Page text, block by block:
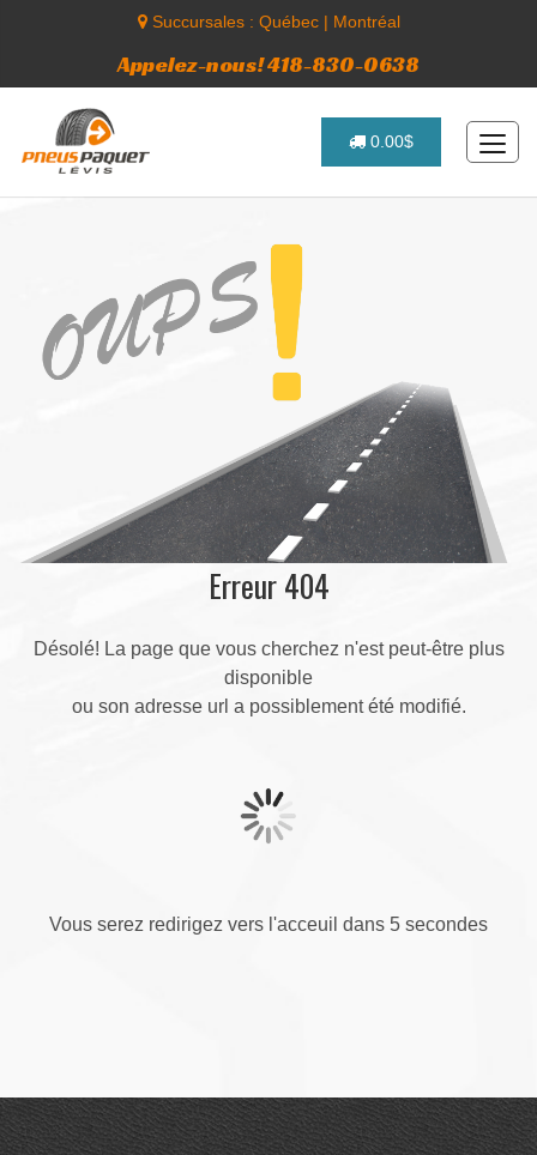
Succursales : Québec| Montréal
Appelez-nous! 418-830-0638
0.00$
Erreur 404
Désolé! La page que vous cherchez n'est peut-être plus
disponible
ou son adresse url a possiblement été modifié.
Vous serez redirigez vers l'acceuil dans 5 secondes